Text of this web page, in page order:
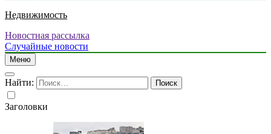
Недвижимость
Новостная рассылка
Случайные новости
Меню
Найти:
Заголовки